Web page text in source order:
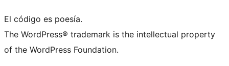
El código es poesía.
The WordPress® trademark is the intellectual property
of the WordPress Foundation.